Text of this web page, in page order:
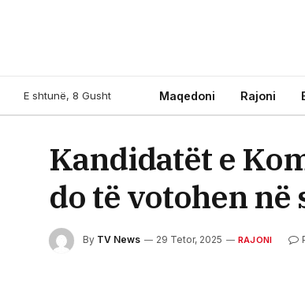
E shtunë, 8 Gusht Maqedoni Rajoni
Kandidatët e
do të votohen në
By TV News 29 Tetor, 2025 RAJONI